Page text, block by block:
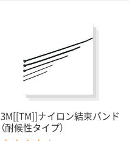
3M[[TM]]ナイロン結束バンド
（耐候性タイプ）